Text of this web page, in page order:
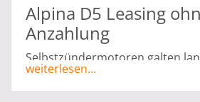
Alpina D5 Leasing
Anzahlung
Selbstzündermotoren galten
Außenseiter. Die gelungene
jedoch der ALPINA D5 zu
weiterlesen...